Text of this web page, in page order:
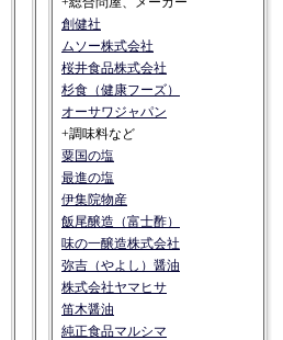
創健社
ムソー株式会社
桜井食品株式会社
杉食（健康フーズ）
オーサワジャパン
+調味料など
粟国の塩
最進の塩
伊集院物産
飯尾醸造（富士酢）
味の一醸造株式会社
弥吉（やよし）醤油
株式会社ヤマヒサ
笛木醤油
純正食品マルシマ